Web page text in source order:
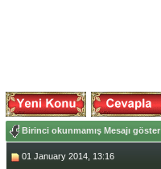
Birinci okunmamış Mesajı göster
01 January 2014, 13:16